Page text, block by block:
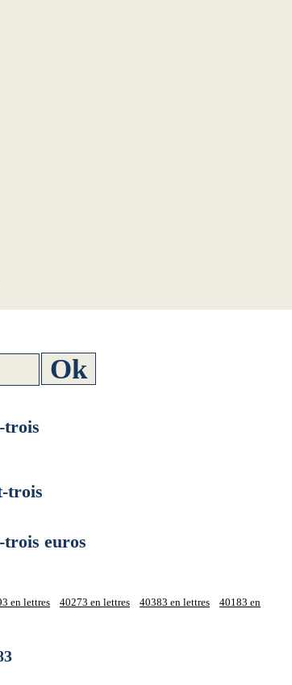
trois
euros
en lettres 40273 en lettres 40383 en lettres
40183 en